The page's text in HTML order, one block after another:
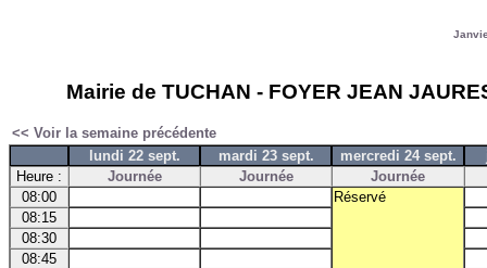
Mairie de TUCHAN - FOYER JEAN
<< Voir la semaine précédente
lundi 22 sept.
mardi 23 sept. mercredi 24 sept.
Heure :
Journée Journée
Journée
08:00
Réservé
08:15
08:30
08:45